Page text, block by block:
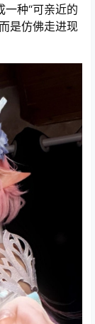
种“可亲近的
是仿佛走进现